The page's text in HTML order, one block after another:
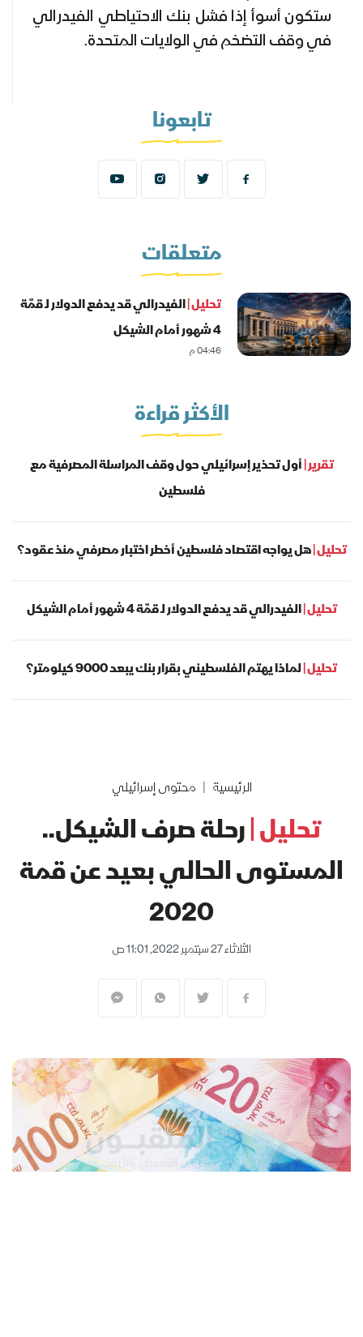
ستكون أسوأ إذا فشل بنك الاحتياطي الفيدرالي
في وقف التضخم في الولايات المتحدة.
تابعونا
متعلقات
تحليل |الفيدرالي قد يدفع الدولار لـ قمّة
4 شهور أمام الشيكل
04:46 م
الأكثر قراءة
تقرير |أول تحذير إسرائيلي حول وقف المراسلة المصرفية مع
فلسطين
تحليل |هل يواجه اقتصاد فلسطين أخطر اختبار مصرفي منذ عقود؟
تحليل |الفيدرالي قد يدفع الدولار لـ قمّة 4 شهور أمام الشيكل
تحليل |لماذا يهتم الفلسطيني بقرار بنك يبعد 9000 كيلومتر؟
الرئيسية محتوى إسرائيلي
تحليل |رحلة صرف الشيكل..
المستوى الحالي بعيد عن قمة
2020
الثلاثاء 27 سبتمبر 2022, 11:01 ص